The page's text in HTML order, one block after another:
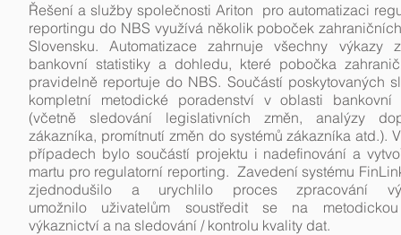
Řešení a služby společnosti Ariton pro automatizaci
reportingu do NBS využívá několik poboček
Slovensku. Automatizace zahrnuje všechny výkazy
bankovní statistiky a dohledu, které pobočka
pravidelně reportuje do NBS. Součástí poskytovaných
kompletní metodické poradenství v oblasti bankovní
(včetně sledování legislativních změn, analýzy
zákazníka, promítnutí změn do systémů zákazníka atd.).
případech bylo součástí projektu i nadefinování a
martu pro regulatorní reporting. Zavedení systému
zjednodušilo a urychlilo proces zpracování
umožnilo uživatelům soustředit se na
výkaznictví a na sledování / kontrolu kvality dat.